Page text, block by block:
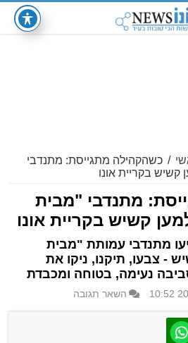
/ כשהקהילה מתגייסת: מתנדבי
קשיש בקריית אונו
מתנדבי "מבית
קשיש בקריית אונו
מתנדבי עמותת "מבית
- צבעו, תיקנו, ניקו את
נעימה, בטוחה ומכבדת
השאר תגובה